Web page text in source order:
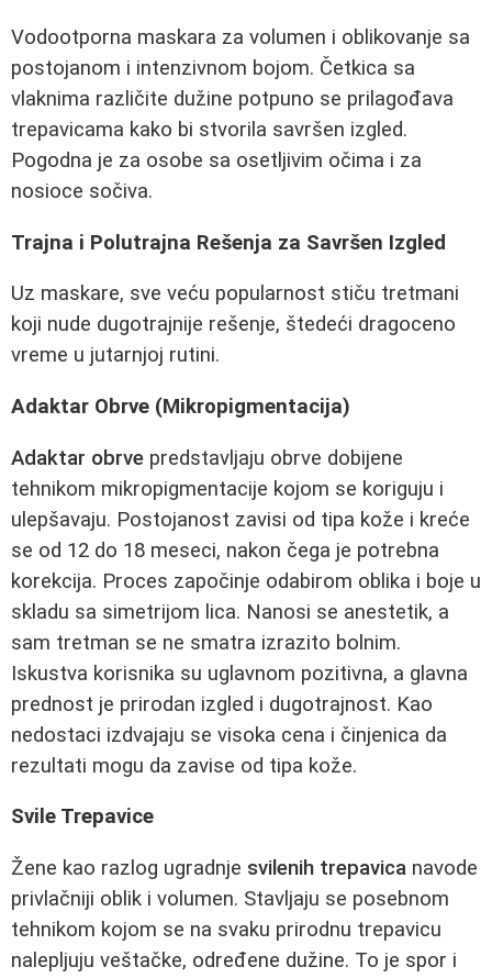
Vodootporna maskara za volumen i oblikovanje sa
postojanom i intenzivnom bojom. Četkica sa
vlaknima različite dužine potpuno se prilagođava
trepavicama kako bi stvorila savršen izgled.
Pogodna je za osobe sa osetljivim očima i za
nosioce sočiva.
Trajna i Polutrajna Rešenja za Savršen Izgled
Uz maskare, sve veću popularnost stiču tretmani
koji nude dugotrajnije rešenje, štedeći dragoceno
vreme u jutarnjoj rutini.
Adaktar Obrve (Mikropigmentacija)
Adaktar obrve predstavljaju obrve dobijene
tehnikom mikropigmentacije kojom se koriguju i
ulepšavaju. Postojanost zavisi od tipa kože i kreće
se od 12 do 18 meseci, nakon čega je potrebna
korekcija. Proces započinje odabirom oblika i boje u
skladu sa simetrijom lica. Nanosi se anestetik, a
sam tretman se ne smatra izrazito bolnim.
Iskustva korisnika su uglavnom pozitivna, a glavna
prednost je prirodan izgled i dugotrajnost. Kao
nedostaci izdvajaju se visoka cena i činjenica da
rezultati mogu da zavise od tipa kože.
Svile Trepavice
Žene kao razlog ugradnje svilenih trepavica navode
privlačniji oblik i volumen. Stavljaju se posebnom
tehnikom kojom se na svaku prirodnu trepavicu
nalepljuju veštačke, određene dužine. To je spor i